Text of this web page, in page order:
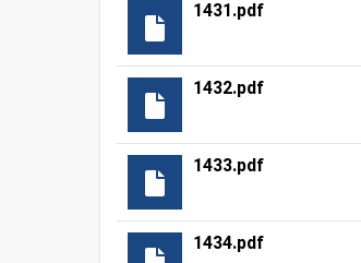
1431.pdf
1432.pdf
1433.pdf
1434.pdf